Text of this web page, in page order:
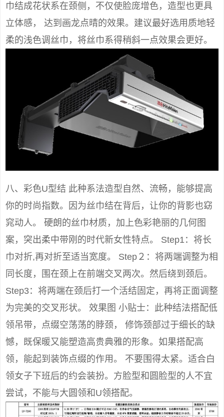
巾结成花状系在颈侧，不仅使脸庞增色，造型也更具
立体感， 达到画龙点晴的效果。建议最好选用质地轻
柔的浅色调丝巾，将丝巾系得稍斜一点效果会更好。
八、彩色U型结 此种系法造型自然、流畅，能够提高
你的时尚指数。因为丝巾结在背后，让你的背影也窈
窕动人。 硬朗的丝巾材质，加上色彩艳丽的几何图
案，突出柔中带刚的时代新女性特点。 Step1：将长
巾对折,再对折至适当宽度。 Step２：将两端调整为相
同长度，围在颈上在前端交叉两次。然后绕到颈后。
Step3：将两端在颈后打一个活结固定，再将正面调整
为完美的交叉形状。 效果图 小贴士：此种结法搭配低
领吊带，点缀空荡荡的脖颈， 修饰颈部过于细长的缺
憾，既保暖又能塑造高贵典雅的形象。如果搭配高
领，能起到装饰点缀的作用。 不要围得太紧。适合白
领女子下班后的约会装扮。方脸型和圆脸型的人不宜
尝试，不能与大圆领和U领搭配。